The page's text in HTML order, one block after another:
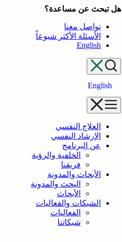
هل تبحث عن مساعدة؟
تواصل معنا
الأسئلة الأكثر شيوعاً
English
English
العلاج النفسي
الإرشاد النفسي
عن البرنامج
الخلفية والرؤية
فريقنا
الأبحاث والمدونة
البحث والمدونة
الأبحاث
الشبكات والفعاليات
الفعاليات
شبكاتنا